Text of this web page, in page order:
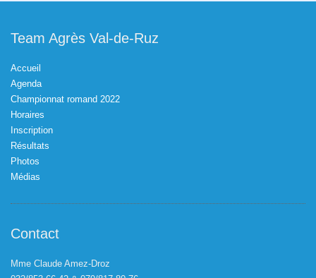
Team Agrès Val-de-Ruz
Accueil
Agenda
Championnat romand 2022
Horaires
Inscription
Résultats
Photos
Médias
Contact
Mme Claude Amez-Droz